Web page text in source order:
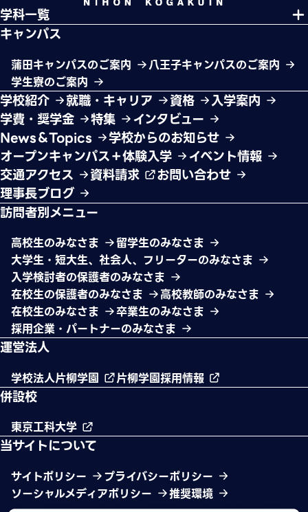
学科一覧
キャンパス
蒲田キャンパスのご案内
八王子キャンパスのご案内
学生寮のご案内
学校紹介 就職・キャリア 資格
入学案内
学費・奨学金
特集
インタビュー
News＆Topics
学校からのお知らせ
オープンキャンパス＋体験入学
イベント情報
交通アクセス
資料請求
お問い合わせ
理事長ブログ
訪問者別メニュー
高校生のみなさま
留学生のみなさま
大学生・短大生、社会人、フリーターのみなさま
入学検討者の保護者のみなさま
在校生の保護者のみなさま
高校教師のみなさま
在校生のみなさま
卒業生のみなさま
採用企業・パートナーのみなさま
運営法人
学校法人片柳学園 片柳学園採用情報
併設校
東京工科大学
当サイトについて
サイトポリシー
プライバシーポリシー
ソーシャルメディアポリシー
推奨環境